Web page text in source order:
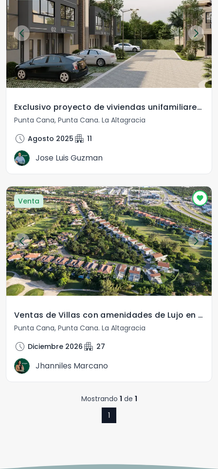
Exclusivo proyecto de viviendas unifamiliares en White Sands, Punta Cana
Punta Cana, Punta Cana. La Altagracia
schedule Agosto 2025 apartment 11
Jose Luis Guzman
Venta
Ventas de Villas con amenidades de Lujo en Punta Cana
Punta Cana, Punta Cana. La Altagracia
schedule Diciembre 2026 apartment 27
Jhanniles Marcano
Mostrando 1 de 1
1